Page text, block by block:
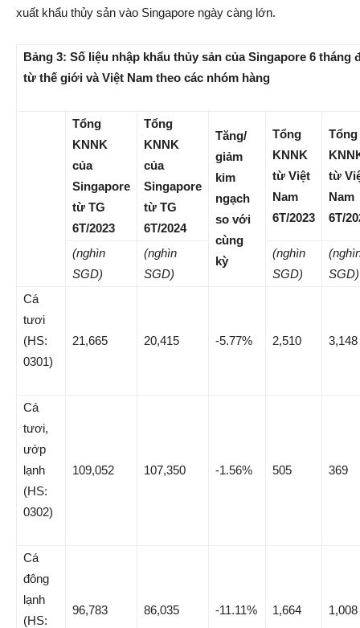
xuất khẩu thủy sản vào Singapore ngày càng lớn.
Bảng 3: Số liệu nhập khẩu thủy sản của Singapore 6 tháng
từ thế giới và Việt Nam theo các nhóm hàng
Tổng
KNNK
của
Singapore
từ TG
6T/2023
Tổng
KNNK
của
Singapore
từ TG
6T/2024
Tăng/
giảm
kim
ngạch
so với
cùng
kỳ
Tổng
KNNK
từ Việt
Nam
6T/2023
Tổng
từ
Nam
6T/
(nghìn
SGD)
(nghìn
SGD)
(nghìn
SGD)
SGD)
Cá
tươi
(HS:
0301)
21,665 20,415 -5.77% 2,510 3,148
Cá
tươi,
ướp
lạnh
(HS:
0302)
109,052 107,350 -1.56% 505 369
Cá
đông
lạnh
(HS:
96,783 86,035 -11.11% 1,664 1,008